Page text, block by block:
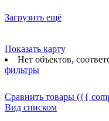
Загрузить ещё
Показать карту
Нет объектов,
фильтры
Сравнить товары ({{
Вид списком